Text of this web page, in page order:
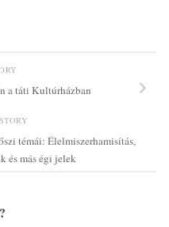
a táti Kultúrházban
témái: Élelmiszerhamisítás,
és más égi jelek